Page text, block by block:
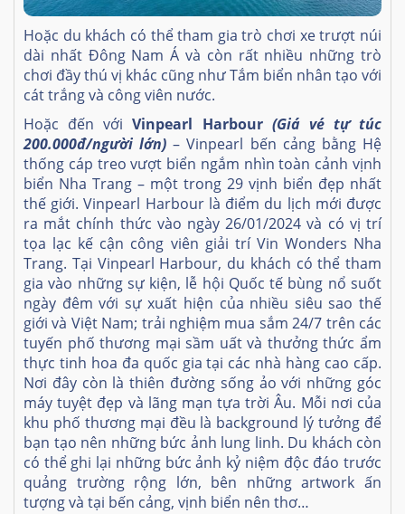
Hoặc du khách có thể tham gia trò chơi xe trượt núi
dài nhất Đông Nam Á và còn rất nhiều những trò
chơi đầy thú vị khác cũng như Tắm biển nhân tạo với
cát trắng và công viên nước.
Hoặc đến vớiVinpearl Harbour (Giá vé tự túc
200.000đ/người lớn)– Vinpearl bến cảng bằng Hệ
thống cáp treo vượt biển ngắm nhìn toàn cảnh vịnh
biển Nha Trang – một trong 29 vịnh biển đẹp nhất
thế giới. Vinpearl Harbour là điểm du lịch mới được
ra mắt chính thức vào ngày 26/01/2024 và có vị trí
tọa lạc kế cận công viên giải trí Vin Wonders Nha
Trang. Tại Vinpearl Harbour, du khách có thể tham
gia vào những sự kiện, lễ hội Quốc tế bùng nổ suốt
ngày đêm với sự xuất hiện của nhiều siêu sao thế
giới và Việt Nam; trải nghiệm mua sắm 24/7 trên các
tuyến phố thương mại sầm uất và thưởng thức ẩm
thực tinh hoa đa quốc gia tại các nhà hàng cao cấp.
Nơi đây còn là thiên đường sống ảo với những góc
máy tuyệt đẹp và lãng mạn tựa trời Âu. Mỗi nơi của
khu phố thương mại đều là background lý tưởng để
bạn tạo nên những bức ảnh lung linh. Du khách còn
có thể ghi lại những bức ảnh kỷ niệm độc đáo trước
quảng trường rộng lớn, bên những artwork ấn
tượng và tại bến cảng, vịnh biển nên thơ…